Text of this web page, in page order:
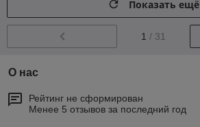
Показать ещё
1 / 31
О нас
Рейтинг не сформирован
Менее 5 отзывов за последний год